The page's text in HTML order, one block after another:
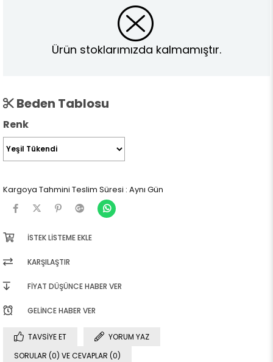
Ürün stoklarımızda kalmamıştır.
Beden Tablosu
Renk
Kargoya Tahmini Teslim Süresi : Aynı Gün
İSTEK LISTEME EKLE
KARŞILAŞTIR
FIYAT DÜŞÜNCE HABER VER
GELINCE HABER VER
TAVSIYE ET
YORUM YAZ
SORULAR (0) VE CEVAPLAR (0)